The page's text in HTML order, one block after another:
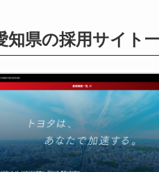
知県の採用サイト